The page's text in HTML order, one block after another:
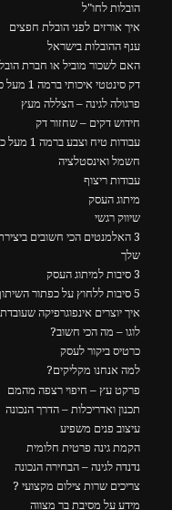
הובלות לחו"ל
איך אורזים לפני הובלת חפצים
ענף ההובלות בישראל
האם לשכור מוביל או חברת
דק סינטטי איכותי ברמה 1 מעל כולם
פרגולה לגינה – הצללה מעץ
חידוש דקים – שחזור דק
עבודות טיח וצבע ברמה 1 מעל כולם
חשמל ואינסטלציה
עבודות ריצוף
מיתוג העסק
שיווק רגשי
3 האלמנטים הכי חשובים
שלך
3 סיבות למיתוג העסק
5 סיבות ללחוץ על כפתור השיתוף
איך יוצרים אינפוגרפיקה
לוגו – מה הכי חשוב?
כרטיס ביקור לעסק
למה אנחנו מקליקים?
פרקט עץ – חיפוי רצפה מהמם
תכנון ואדריכלות – הדרך הנכונה
עיצוב פנים משפיע
הקמת גינה פרטית חלומית
נדנדה לגינה – הבחירה הנכונה
צריכים שרות צילום מקצועי ?
מידע על מסיבת בר מצווה